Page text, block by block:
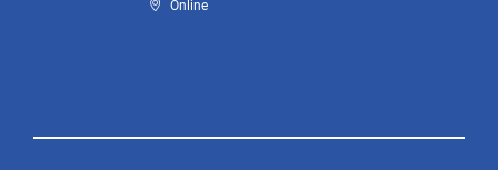
Online